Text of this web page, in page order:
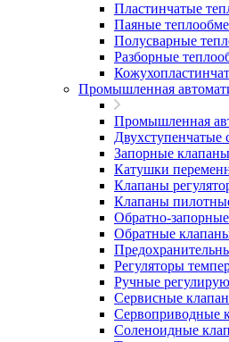
Пластинчатые
Паяные
Полусварные
Разборные
Промышленная
Промышленная
Запорные клапаны
Катушки
Клапаны
Клапаны
Обратно-
Обратные
Регуляторы
Ручные
Сервисные
Сервоприводные
Соленоидные